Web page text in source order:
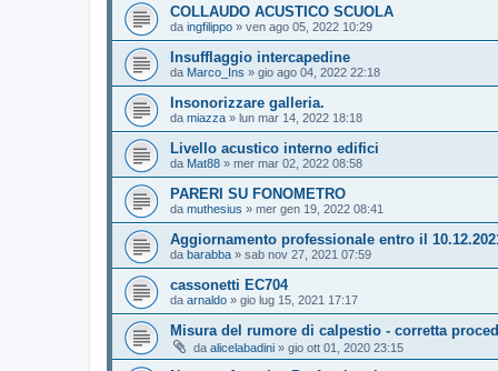
COLLAUDO ACUSTICO SCUOLA
da ingfilippo » ven ago 05, 2022 10:29
Insufflaggio intercapedine
da Marco_Ins » gio ago 04, 2022 22:18
Insonorizzare galleria.
da miazza » lun mar 14, 2022 18:18
Livello acustico interno edifici
da Mat88 » mer mar 02, 2022 08:58
PARERI SU FONOMETRO
da muthesius » mer gen 19, 2022 08:41
Aggiornamento professionale entro il
da barabba » sab nov 27, 2021 07:59
cassonetti EC704
da arnaldo » gio lug 15, 2021 17:17
Misura del rumore di calpestio - corretta
da alicelabadini » gio ott 01, 2020 23:15